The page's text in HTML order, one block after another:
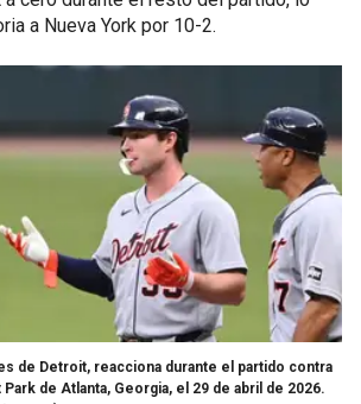
a Nueva York por 10-2.
de Detroit, reacciona durante el partido contra
de Atlanta, Georgia, el 29 de abril de 2026.